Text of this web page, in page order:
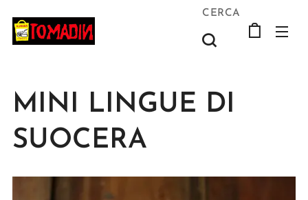
CERCA
MINI LINGUE DI
SUOCERA